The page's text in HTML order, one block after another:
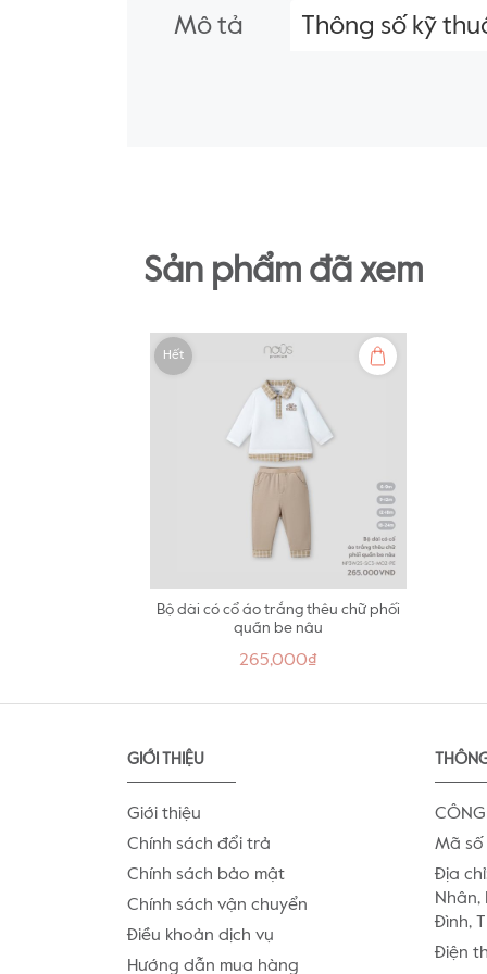
Mô tả Thông số kỹ
Sản phẩm đã xem
Hết
Bộ dài có cổ áo trắng thêu chữ phối
quần be nâu
265,000₫
GIỚI THIỆU
Giới thiệu
Chính sách đổi trả
Chính sách bảo mật
Chính sách vận chuyển
Điều khoản dịch vụ
Hướng dẫn mua hàng
Mã số
Địa
Nhân,
Đình,
Điện